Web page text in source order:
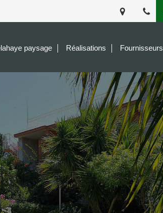
paysage Réalisations Fournisseurs